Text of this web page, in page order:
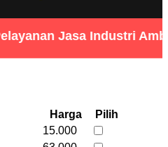
Jasa Industri
Harga
Pilih
15.000